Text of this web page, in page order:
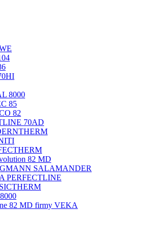
8000
85
82
70AD
82 MD
SALAMANDER
PERFECTLINE
82 MD firmy VEKA